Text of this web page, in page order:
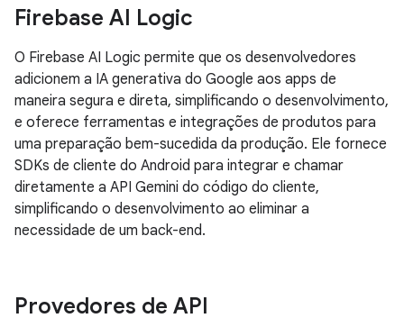
Firebase AI Logic
O Firebase AI Logic permite que os desenvolvedores
adicionem a IA generativa do Google aos apps de
maneira segura e direta, simplificando o desenvolvimento,
e oferece ferramentas e integrações de produtos para
uma preparação bem-sucedida da produção. Ele fornece
SDKs de cliente do Android para integrar e chamar
diretamente a API Gemini do código do cliente,
simplificando o desenvolvimento ao eliminar a
necessidade de um back-end.
Provedores de API